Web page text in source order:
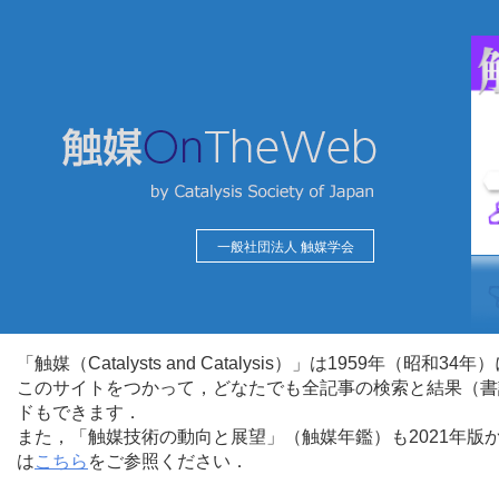
一般社団法人 触媒学会
「触媒（Catalysts and Catalysis）」は1959年（昭和34年
このサイトをつかって，どなたでも全記事の検索と結果（
ドもできます．
また，「触媒技術の動向と展望」（触媒年鑑）も2021年
はこちら をご参照ください．